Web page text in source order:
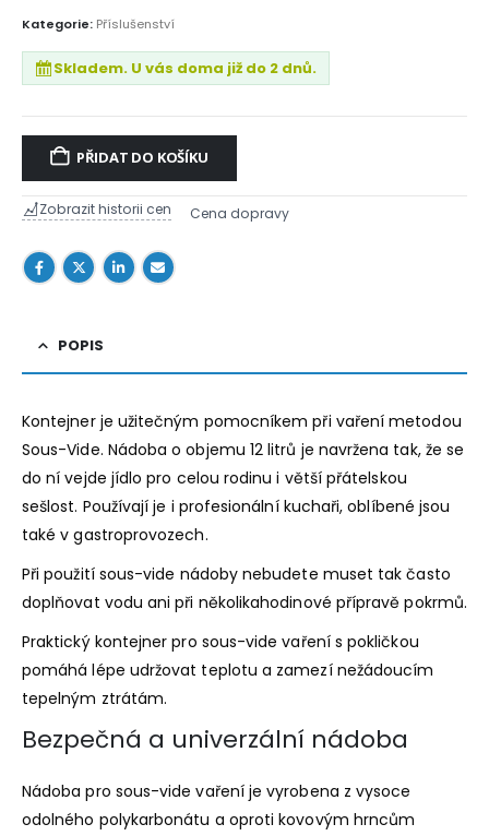
Kategorie: Příslušenství
Skladem. U vás doma již do 2 dnů.
PŘIDAT DO KOŠÍKU
Zobrazit historii cen Cena dopravy
POPIS
Kontejner je užitečným pomocníkem při vaření metodou
Sous-Vide. Nádoba o objemu 12 litrů je navržena tak, že se
do ní vejde jídlo pro celou rodinu i větší přátelskou
sešlost. Používají je i profesionální kuchaři, oblíbené jsou
také v gastroprovozech.
Při použití sous-vide nádoby nebudete muset tak často
doplňovat vodu ani při několikahodinové přípravě pokrmů.
Praktický kontejner pro sous-vide vaření s pokličkou
pomáhá lépe udržovat teplotu a zamezí nežádoucím
tepelným ztrátám.
Bezpečná a univerzální nádoba
Nádoba pro sous-vide vaření je vyrobena z vysoce
odolného polykarbonátu a oproti kovovým hrncům